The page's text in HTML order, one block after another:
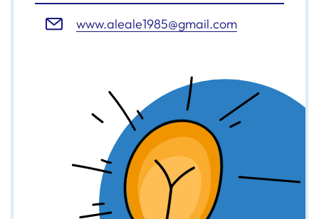
www.aleale1985@gmail.com